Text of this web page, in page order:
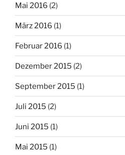
Mai 2016 (2)
März 2016 (1)
Februar 2016 (1)
Dezember 2015 (2)
September 2015 (1)
Juli 2015 (2)
Juni 2015 (1)
Mai 2015 (1)